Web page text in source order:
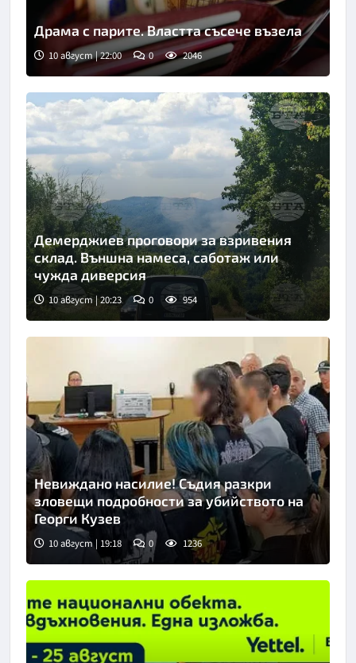
Драма с парите. Властта съсече възела
10 август | 22:00 0 2046
Демерджиев проговори за взривения
склад. Външна намеса, саботаж или
чужда диверсия
10 август | 20:23 0 954
Невиждано насилие! Съдия разкри
зловещи подробности за убийството на
Георги Кузев
10 август | 19:18 0 1236